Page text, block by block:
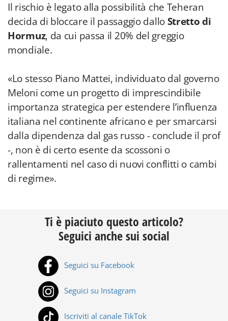
Il rischio è legato alla possibilità che Teheran
decida di bloccare il passaggio dalloStretto di
Hormuz, da cui passa il 20% del greggio
mondiale.
«Lo stesso Piano Mattei, individuato dal governo
Meloni come un progetto di imprescindibile
importanza strategica per estendere l’influenza
italiana nel continente africano e per smarcarsi
dalla dipendenza dal gas russo - conclude il prof
-, non è di certo esente da scossoni o
rallentamenti nel caso di nuovi conflitti o cambi
di regime».
Ti è piaciuto questo articolo?
Seguici anche sui social
Seguici su Facebook
Seguici su Instagram
Iscriviti al canale TikTok